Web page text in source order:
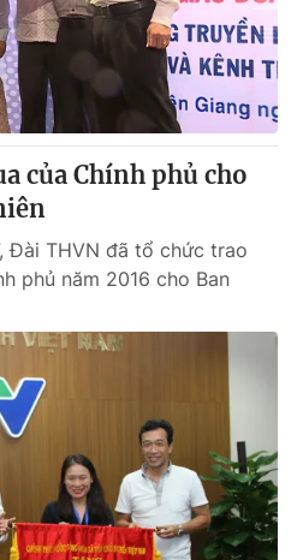
của Chính phủ cho
Đài THVN đã tổ chức trao
phủ năm 2016 cho Ban